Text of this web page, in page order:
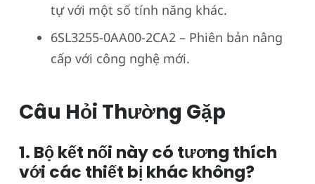
tự với một số tính năng khác.
6SL3255-0AA00-2CA2 – Phiên bản nâng
cấp với công nghệ mới.
Câu Hỏi Thường Gặp
1. Bộ kết nối này có tương thích
với các thiết bị khác không?